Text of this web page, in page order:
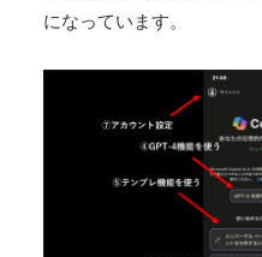
になっています。